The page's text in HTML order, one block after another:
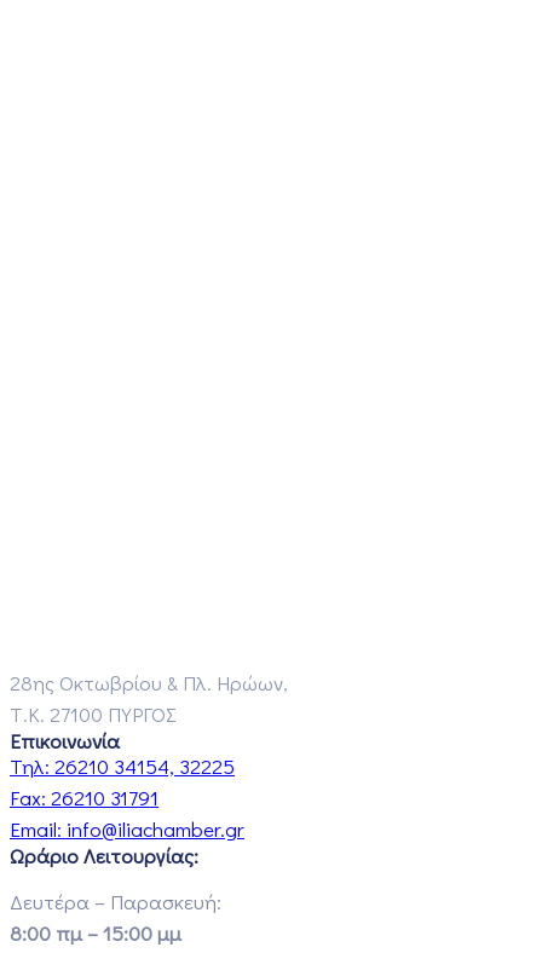
28ης Οκτωβρίου & Πλ. Ηρώων,
Τ.Κ. 27100 ΠΥΡΓΟΣ
Επικοινωνία
Τηλ: 26210 34154, 32225
Fax: 26210 31791
Email: info@iliachamber.gr
Ωράριο Λειτουργίας:
Δευτέρα – Παρασκευή:
8:00 πμ – 15:00 μμ